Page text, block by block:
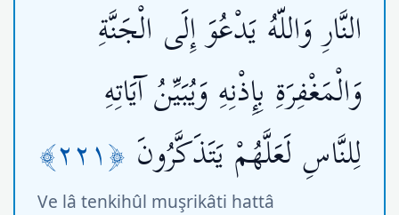
النَّارِ وَاللّهُ يَدْعُوَ إِلَى الْجَنَّةِ
وَالْمَغْفِرَةِ بِإِذْنِهِ وَيُبَيِّنُ آيَاتِهِ
لِلنَّاسِ لَعَلَّهُمْ يَتَذَكَّرُونَ ﴿٢٢١﴾
Ve lâ tenkihûl muşrikâti hattâ